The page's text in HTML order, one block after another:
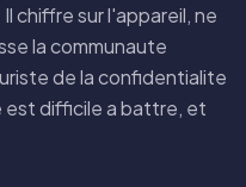
chiffre sur l'appareil, ne
la communaute
de la confidentialite
difficile a battre, et